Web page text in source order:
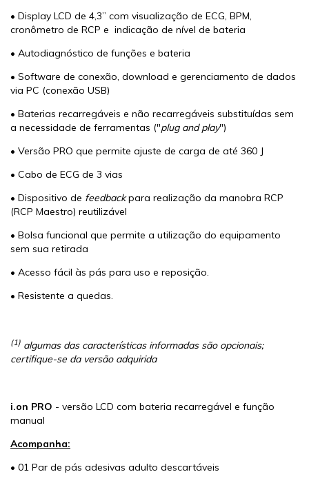
• Display LCD de 4,3” com visualização de ECG, BPM,
cronômetro de RCP e indicação de nível de bateria
• Autodiagnóstico de funções e bateria
• Software de conexão, download e gerenciamento de dados
via PC (conexão USB)
• Baterias recarregáveis e não recarregáveis substituídas sem
a necessidade de ferramentas ("plug and play")
• Versão PRO que permite ajuste de carga de até 360 J
• Cabo de ECG de 3 vias
• Dispositivo de feedbackpara realização da manobra RCP
(RCP Maestro) reutilizável
• Bolsa funcional que permite a utilização do equipamento
sem sua retirada
• Acesso fácil às pás para uso e reposição.
• Resistente a quedas.
(1) algumas das características informadas são opcionais;
certifique-se da versão adquirida
i.on PRO - versão LCD com bateria recarregável e função
manual
Acompanha:
• 01 Par de pás adesivas adulto descartáveis